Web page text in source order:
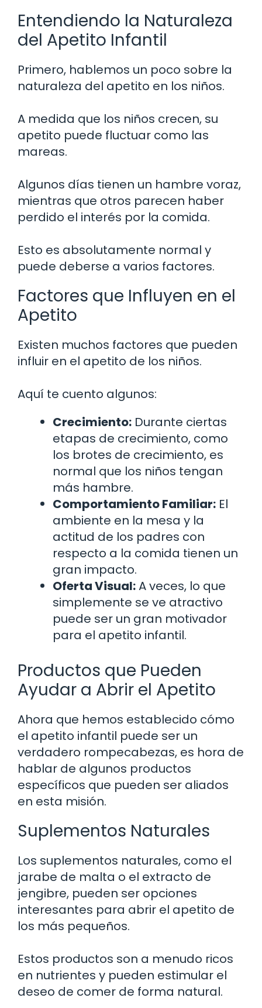
Entendiendo la Naturaleza
del Apetito Infantil
Primero, hablemos un poco sobre la
naturaleza del apetito en los niños.
A medida que los niños crecen, su
apetito puede fluctuar como las
mareas.
Algunos días tienen un hambre voraz,
mientras que otros parecen haber
perdido el interés por la comida.
Esto es absolutamente normal y
puede deberse a varios factores.
Factores que Influyen en el
Apetito
Existen muchos factores que pueden
influir en el apetito de los niños.
Aquí te cuento algunos:
Crecimiento: Durante ciertas
etapas de crecimiento, como
los brotes de crecimiento, es
normal que los niños tengan
más hambre.
Comportamiento Familiar: El
ambiente en la mesa y la
actitud de los padres con
respecto a la comida tienen un
gran impacto.
Oferta Visual:A veces, lo que
simplemente se ve atractivo
puede ser un gran motivador
para el apetito infantil.
Productos que Pueden
Ayudar a Abrir el Apetito
Ahora que hemos establecido cómo
el apetito infantil puede ser un
verdadero rompecabezas, es hora de
hablar de algunos productos
específicos que pueden ser aliados
en esta misión.
Suplementos Naturales
Los suplementos naturales, como el
jarabe de malta o el extracto de
jengibre, pueden ser opciones
interesantes para abrir el apetito de
los más pequeños.
Estos productos son a menudo ricos
en nutrientes y pueden estimular el
deseo de comer de forma natural.